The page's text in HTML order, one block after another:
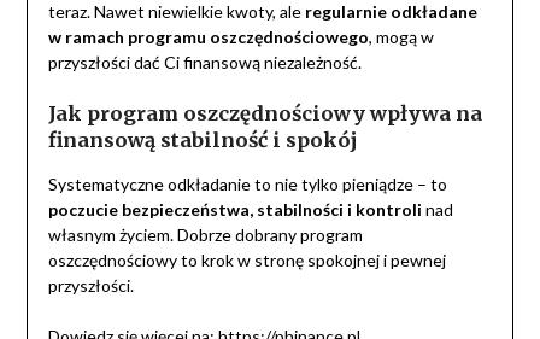
teraz. Nawet niewielkie kwoty, ale regularnie odkładane
w ramach programu oszczędnościowego, mogą w
przyszłości dać Ci finansową niezależność.
Jak program oszczędnościowy wpływa na
finansową stabilność i spokój
Systematyczne odkładanie to nie tylko pieniądze – to
poczucie bezpieczeństwa, stabilności i kontroli nad
własnym życiem. Dobrze dobrany program
oszczędnościowy to krok w stronę spokojnej i pewnej
przyszłości.